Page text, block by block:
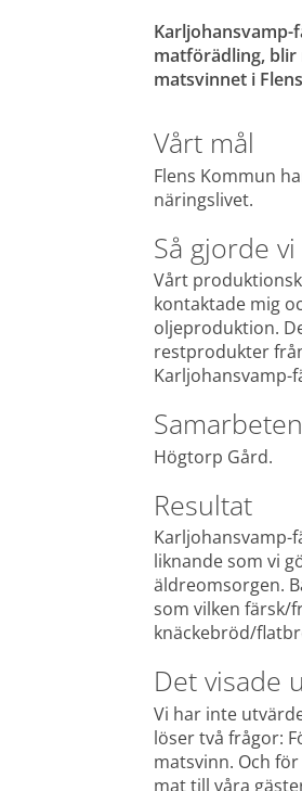
matförädling, blir
matsvinnet i
Vårt mål
Flens Kommun
näringslivet.
Så gjorde vi
Vårt
kontaktade mig
oljeproduktion.
restprodukter
Karljohansvamp-
Samarbeten
Högtorp Gård.
Resultat
Karljohansvamp-
liknande som vi
äldreomsorgen.
som vilken färsk/
knäckebröd/
Det visade
Vi har inte
löser två frågor:
matsvinn. Och
mat till våra